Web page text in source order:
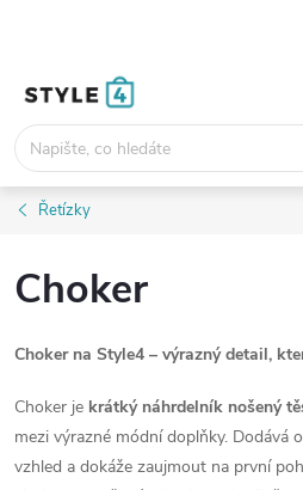
Řetízky
Choker
Choker na Style4 – výrazný detail,
Choker je krátký náhrdelník nošený
mezi výrazné módní doplňky. Dodává
vzhled a dokáže zaujmout na první